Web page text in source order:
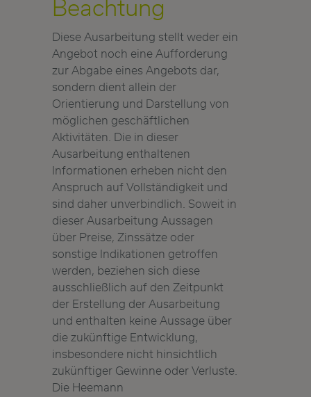
Beachtung
Diese Ausarbeitung stellt weder ein
Angebot noch eine Aufforderung
zur Abgabe eines Angebots dar,
sondern dient allein der
Orientierung und Darstellung von
möglichen geschäftlichen
Aktivitäten. Die in dieser
Ausarbeitung enthaltenen
Informationen erheben nicht den
Anspruch auf Vollständigkeit und
sind daher unverbindlich. Soweit in
dieser Ausarbeitung Aussagen
über Preise, Zinssätze oder
sonstige Indikationen getroffen
werden, beziehen sich diese
ausschließlich auf den Zeitpunkt
der Erstellung der Ausarbeitung
und enthalten keine Aussage über
die zukünftige Entwicklung,
insbesondere nicht hinsichtlich
zukünftiger Gewinne oder Verluste.
Die Heemann